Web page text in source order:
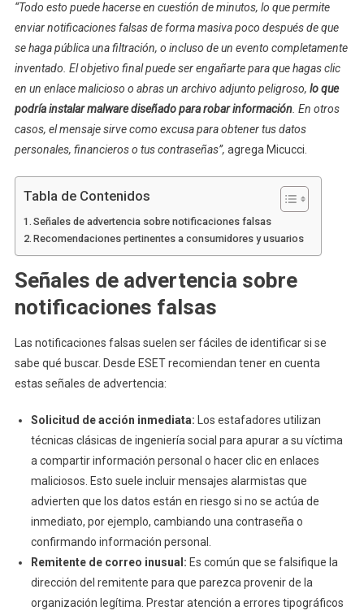
“Todo esto puede hacerse en cuestión de minutos, lo que permite
enviar notificaciones falsas de forma masiva poco después de que
se haga pública una filtración, o incluso de un evento completamente
inventado. El objetivo final puede ser engañarte para que hagas clic
en un enlace malicioso o abras un archivo adjunto peligroso, lo que
podría instalar malware diseñado para robar información. En otros
casos, el mensaje sirve como excusa para obtener tus datos
personales, financieros o tus contraseñas”, agrega Micucci.
Tabla de Contenidos
Señales de advertencia sobre notificaciones falsas
Recomendaciones pertinentes a consumidores y usuarios
Señales de advertencia sobre
notificaciones falsas
Las notificaciones falsas suelen ser fáciles de identificar si se
sabe qué buscar. Desde ESET recomiendan tener en cuenta
estas señales de advertencia:
Solicitud de acción inmediata:
Los estafadores utilizan
técnicas clásicas de ingeniería social para apurar a su víctima
a compartir información personal o hacer clic en enlaces
maliciosos. Esto suele incluir mensajes alarmistas que
advierten que los datos están en riesgo si no se actúa de
inmediato, por ejemplo, cambiando una contraseña o
confirmando información personal.
Remitente de correo inusual: Es común que se falsifique la
dirección del remitente para que parezca provenir de la
organización legítima. Prestar atención a errores tipográficos